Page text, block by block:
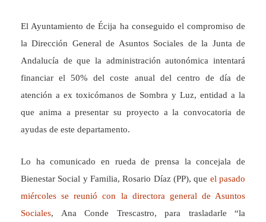
El Ayuntamiento de Écija ha conseguido el compromiso de
la Dirección General de Asuntos Sociales de la Junta de
Andalucía de que la administración autonómica intentará
financiar el 50% del coste anual del centro de día de
atención a ex toxicómanos de Sombra y Luz, entidad a la
que anima a presentar su proyecto a la convocatoria de
ayudas de este departamento.
Lo ha comunicado en rueda de prensa la concejala de
Bienestar Social y Familia, Rosario Díaz (PP), que el pasado
miércoles se reunió con la directora general de Asuntos
Sociales, Ana Conde Trescastro, para trasladarle “la